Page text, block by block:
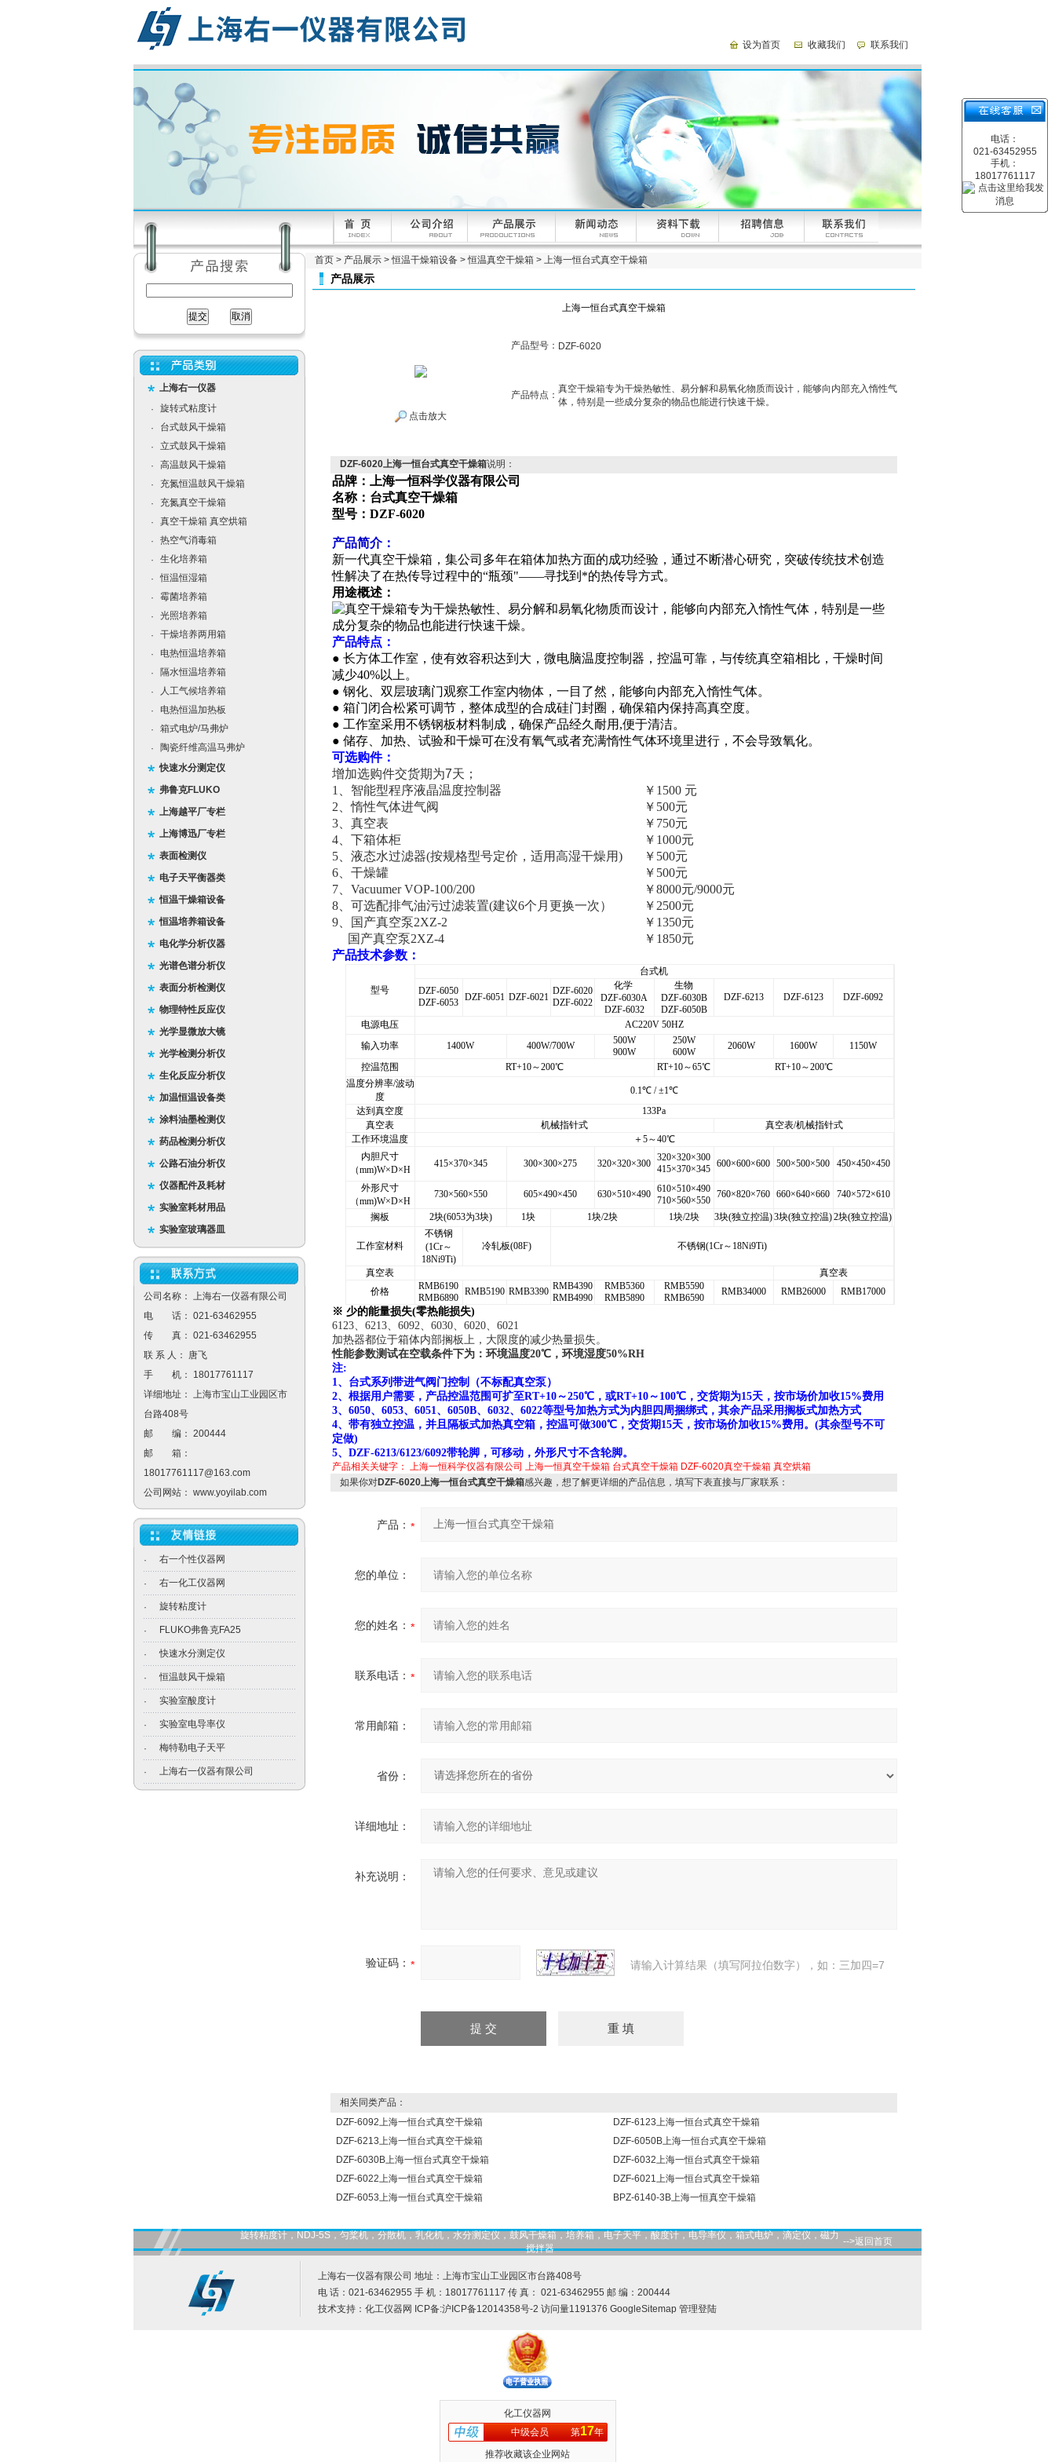
设为首页 收藏我们 联系我们
电话：
021-63452955
手机：
18017761117
上海右一仪器
·
旋转式粘度计
·
台式鼓风干燥箱
·
立式鼓风干燥箱
·
高温鼓风干燥箱
·
充氮恒温鼓风干燥箱
·
充氮真空干燥箱
·
真空干燥箱 真空烘箱
·
热空气消毒箱
·
生化培养箱
·
恒温恒湿箱
·
霉菌培养箱
·
光照培养箱
·
干燥培养两用箱
·
电热恒温培养箱
·
隔水恒温培养箱
·
人工气候培养箱
·
电热恒温加热板
·
箱式电炉/马弗炉
·
陶瓷纤维高温马弗炉
快速水分测定仪
弗鲁克FLUKO
上海越平厂专栏
上海博迅厂专栏
表面检测仪
电子天平衡器类
恒温干燥箱设备
恒温培养箱设备
电化学分析仪器
光谱色谱分析仪
表面分析检测仪
物理特性反应仪
光学显微放大镜
光学检测分析仪
生化反应分析仪
加温恒温设备类
涂料油墨检测仪
药品检测分析仪
公路石油分析仪
仪器配件及耗材
实验室耗材用品
实验室玻璃器皿
公司名称： 上海右一仪器有限公司
电 话： 021-63462955
传 真： 021-63462955
联 系 人： 唐飞
手 机： 18017761117
详细地址： 上海市宝山工业园区市
台路408号
邮 编： 200444
邮 箱：
18017761117@163.com
公司网站： www.yoyilab.com
· 右一个性仪器网
· 右一化工仪器网
· 旋转粘度计
· FLUKO弗鲁克FA25
· 快速水分测定仪
· 恒温鼓风干燥箱
· 实验室酸度计
· 实验室电导率仪
· 梅特勒电子天平
· 上海右一仪器有限公司
首页 > 产品展示 >恒温干燥箱设备 >恒温真空干燥箱 > 上海一恒台式真空干燥箱
产品展示
上海一恒台式真空干燥箱
点击放大
产品型号： DZF-6020
产品特点：
真空干燥箱专为干燥热敏性、易分解和易氧化物质而设计，能够向内部充入惰性气
体，特别是一些成分复杂的物品也能进行快速干燥。
DZF-6020上海一恒台式真空干燥箱说明：
品牌：上海一恒科学仪器有限公司
名称： 台式真空干燥箱
型号： DZF-6020
产品简介：
新一代真空干燥箱，集公司多年在箱体加热方面的成功经验，通过不断潜心研究，突破传统技术创造
性解决了在热传导过程中的“瓶颈"——寻找到*的热传导方式。
用途概述：
真空干燥箱专为干燥热敏性、易分解和易氧化物质而设计，能够向内部充入惰性气体，特别是一些
成分复杂的物品也能进行快速干燥。
产品特点：
● 长方体工作室，使有效容积达到大，微电脑温度控制器，控温可靠，与传统真空箱相比，干燥时间
减少40%以上。
● 钢化、双层玻璃门观察工作室内物体，一目了然，能够向内部充入惰性气体。
● 箱门闭合松紧可调节，整体成型的合成硅门封圈，确保箱内保持高真空度。
● 工作室采用不锈钢板材料制成，确保产品经久耐用,便于清洁。
● 储存、加热、试验和干燥可在没有氧气或者充满惰性气体环境里进行，不会导致氧化。
可选购件：
增加选购件交货期为7天；
1
、智能型程序液晶温度控制器
￥1500 元
2 、惰性气体进气阀
￥500元
3 、真空表
￥750元
4 、下箱体柜
￥1000元
5 、液态水过滤器(按规格型号定价，适用高湿干燥用)
￥500元
6 、干燥罐
￥500元
7 、Vacuumer VOP-100/200
￥8000元/9000元
8 、可选配排气油污过滤装置(建议6个月更换一次）
￥2500元
9 、国产真空泵2XZ-2
国产真空泵2XZ-4
￥1350元
￥1850元
产品技术参数：
型号
台式机
DZF-6050
DZF-6053 DZF-6051 DZF-6021
DZF-6020
DZF-6022
化学
DZF-6030A
DZF-6032
生物
DZF-6030B
DZF-6050B
DZF-6213 DZF-6123 DZF-6092
电源电压
AC220V 50HZ
输入功率
1400W 400W/700W
500W
900W
250W
600W
2060W 1600W
1150W
控温范围
RT+10～200℃ RT+10～65℃
RT+10～200℃
温度分辨率/波动
度
0.1℃ / ±1℃
达到真空度
133Pa
真空表
机械指针式
真空表/机械指针式
工作环境温度
＋5～40℃
内胆尺寸
（mm)W×D×H
415×370×345 300×300×275 320×320×300
320×320×300
415×370×345 600×600×600 500×500×500 450×450×450
外形尺寸
（mm)W×D×H
730×560×550 605×490×450 630×510×490 610×510×490
710×560×550
760×820×760 660×640×660 740×572×610
搁板 2块(6053为3块) 1块 1块/2块 1块/2块 3块(独立控温)3块(独立控温)2块(独立控温)
工作室材料
不锈钢
(1Cr～
18Ni9Ti)
冷轧板(08F) 不锈钢(1Cr～18Ni9Ti)
真空表
真空表
价格
RMB6190
RMB6890
RMB5190 RMB3390 RMB4390
RMB4990
RMB5360
RMB5890
RMB5590
RMB6590
RMB34000 RMB26000 RMB17000
※ 少的能量损失(零热能损失)
6123、6213、6092、6030、6020、6021
加热器都位于箱体内部搁板上，大限度的减少热量损失。
性能参数测试在空载条件下为：环境温度20℃，环境湿度50%RH
注:
1、台式系列带进气阀门控制（不标配真空泵）
2、根据用户需要，产品控温范围可扩至RT+10～250℃，或RT+10～100℃，交货期为15天，按市场价加收15%费用
3、6050、6053、6051、6050B、6032、6022等型号加热方式为内胆四周捆绑式，其余产品采用搁板式加热方式
4、带有独立控温，并且隔板式加热真空箱，控温可做300℃，交货期15天，按市场价加收15%费用。(其余型号不可
定做)
5、DZF-6213/6123/6092带轮脚，可移动，外形尺寸不含轮脚。
产品相关关键字： 上海一恒科学仪器有限公司 上海一恒真空干燥箱 台式真空干燥箱 DZF-6020真空干燥箱 真空烘箱
如果你对DZF-6020上海一恒台式真空干燥箱感兴趣，想了解更详细的产品信息，填写下表直接与厂家联系：
产品：
您的单位：
您的姓名：
联系电话：
常用邮箱：
省份：
详细地址：
补充说明：
验证码： 请输入计算结果（填写阿拉伯数字），如：三加四=7
相关同类产品：
DZF-6092上海一恒台式真空干燥箱
DZF-6123上海一恒台式真空干燥箱
DZF-6213上海一恒台式真空干燥箱
DZF-6050B上海一恒台式真空干燥箱
DZF-6030B上海一恒台式真空干燥箱
DZF-6032上海一恒台式真空干燥箱
DZF-6022上海一恒台式真空干燥箱
DZF-6021上海一恒台式真空干燥箱
DZF-6053上海一恒台式真空干燥箱
BPZ-6140-3B上海一恒真空干燥箱
旋转粘度计，NDJ-5S，匀桨机，分散机，乳化机，水分测定仪，鼓风干燥箱，培养箱，电子天平，酸度计，电导率仪，箱式电炉，滴定仪，磁力
搅拌器
-->返回首页
上海右一仪器有限公司 地址：上海市宝山工业园区市台路408号
电 话：021-63462955 手 机：18017761117 传 真： 021-63462955 邮 编：200444
技术支持： 化工仪器网 ICP备:沪ICP备12014358号-2 访问量1191376 GoogleSitemap 管理登陆
化工仪器网
中级会员
第17年
推荐收藏该企业网站